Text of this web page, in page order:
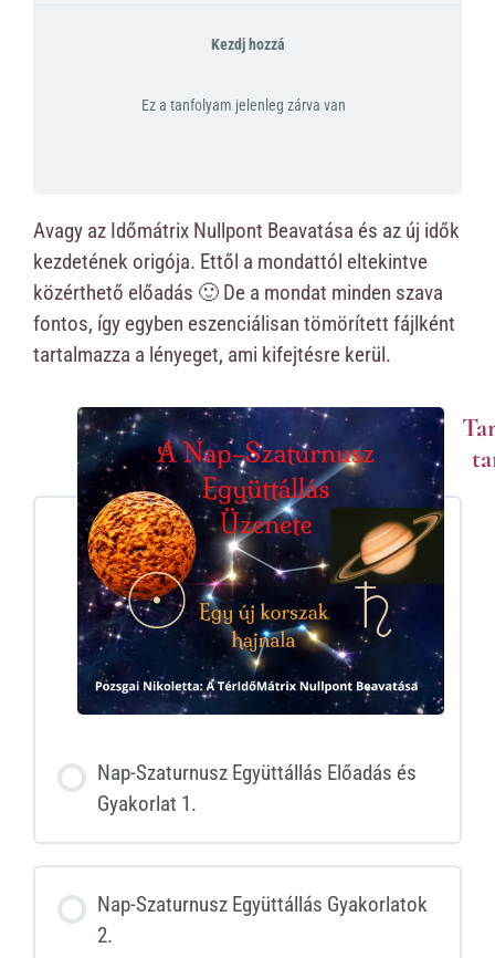
Kezdj hozzá
Ez a tanfolyam jelenleg zárva van
Avagy az Időmátrix Nullpont Beavatása és az új idők
kezdetének origója. Ettől a mondattól eltekintve
közérthető előadás 🙂 De a mondat minden szava
fontos, így egyben eszenciálisan tömörített fájlként
tartalmazza a lényeget, ami kifejtésre kerül.
Nap-Szaturnusz Együttállás Előadás és
Gyakorlat 1.
Nap-Szaturnusz Együttállás Gyakorlatok
2.